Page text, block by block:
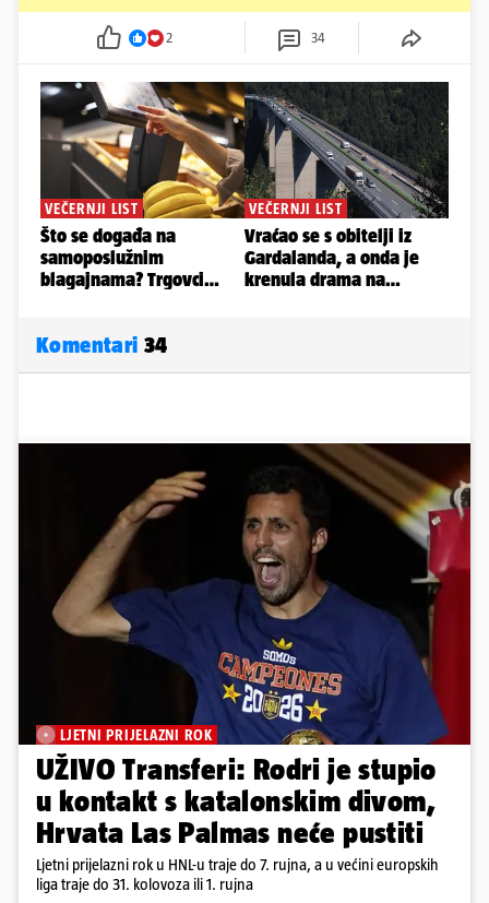
2 34
Komentari 34
LJETNI PRIJELAZNI ROK
UŽIVO Transferi: Rodri je stupio
u kontakt s katalonskim divom,
Hrvata Las Palmas neće pustiti
Ljetni prijelazni rok u HNL-u traje do 7. rujna, a u većini europskih
liga traje do 31. kolovoza ili 1. rujna